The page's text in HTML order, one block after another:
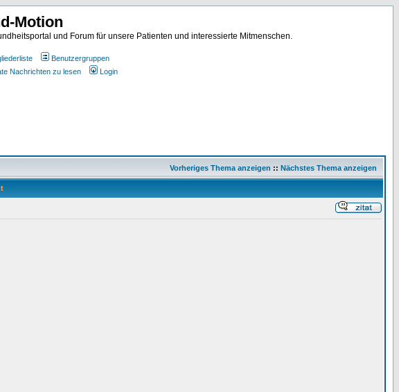
Motion
und Forum für unsere Patienten und interessierte Mitmenschen.
Benutzergruppen
Nachrichten zu lesen Login
Vorheriges Thema anzeigen :: Nächstes Thema anzeigen